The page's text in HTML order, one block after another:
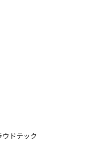
ドテック